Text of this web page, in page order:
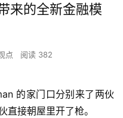
来的全新金融模
点 阅读 382
的家门口分别来了两伙
直接朝屋里开了枪。